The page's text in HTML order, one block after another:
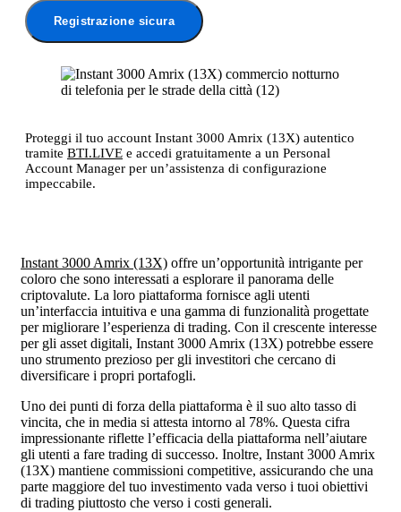
Proteggi il tuo account Instant 3000 Amrix (13X) autentico
tramite BTI.LIVE e accedi gratuitamente a un Personal
Account Manager per un’assistenza di configurazione
impeccabile.
Registrazione sicura
Instant 3000 Amrix (13X) offre un’opportunità intrigante per
coloro che sono interessati a esplorare il panorama delle
criptovalute. La loro piattaforma fornisce agli utenti
un’interfaccia intuitiva e una gamma di funzionalità progettate
per migliorare l’esperienza di trading. Con il crescente interesse
per gli asset digitali, Instant 3000 Amrix (13X) potrebbe essere
uno strumento prezioso per gli investitori che cercano di
diversificare i propri portafogli.
Uno dei punti di forza della piattaforma è il suo alto tasso di
vincita, che in media si attesta intorno al 78%. Questa cifra
impressionante riflette l’efficacia della piattaforma nell’aiutare
gli utenti a fare trading di successo. Inoltre, Instant 3000 Amrix
(13X) mantiene commissioni competitive, assicurando che una
parte maggiore del tuo investimento vada verso i tuoi obiettivi
di trading piuttosto che verso i costi generali.